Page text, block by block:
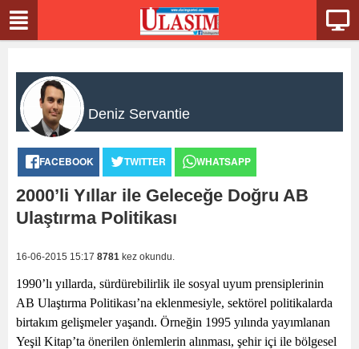
Deniz Servantie
FACEBOOK TWITTER WHATSAPP
2000’li Yıllar ile Geleceğe Doğru AB
Ulaştırma Politikası
16-06-2015 15:17 8781 kez okundu.
1990’lı yıllarda, sürdürebilirlik ile sosyal uyum prensiplerinin
AB Ulaştırma Politikası’na eklenmesiyle, sektörel politikalarda
birtakım gelişmeler yaşandı. Örneğin 1995 yılında yayımlanan
Yeşil Kitap’ta önerilen önlemlerin alınması, şehir içi ile bölgesel